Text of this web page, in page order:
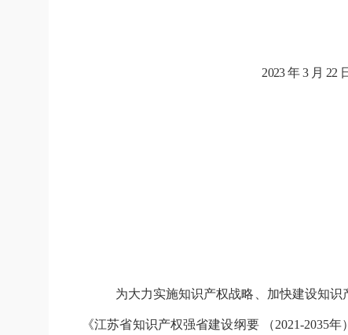
无锡市
2023年3 月 22
为大力实施知识产权战略、加快建设知
《江苏省知识产权强省建设纲要 （2021-2035年）